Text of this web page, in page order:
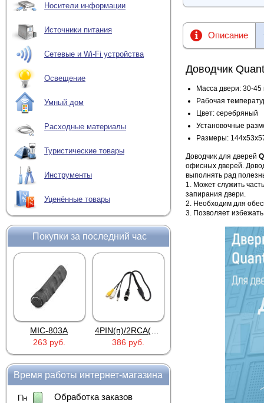
Носители информации
Источники питания
Сетевые и Wi-Fi устройства
Освещение
Умный дом
Расходные материалы
Туристические товары
Инструменты
Уценённые товары
Покупки за последний час
MIC-803A
263 руб.
386 руб.
4PIN(п)/2RCA(п)+DJK-11(п)
Время работы интернет-магазина
Пн
Обработка заказов
Описание
Доводчик
Масса двери: 30-45
Рабочая
Цвет: серебряный
Установочные
Размеры:
Доводчик для дверей
офисных дверей.
выполнять рад
1. Может служить
запирания двери.
2. Необходим для
3. Позволяет